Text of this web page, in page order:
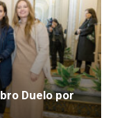
Duelo por